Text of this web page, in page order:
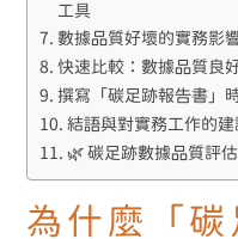
工具
數據品質好壞的實務影
快速比較：數據品質良
撰寫「碳足跡報告書」
結語與對實務工作的建
🌿 碳足跡數據品質評
為什麼「